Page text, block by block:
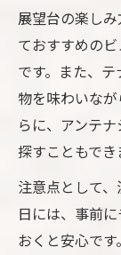
地元
イベント
中日
名古
ック
今日
方
中日
さ倍増
展望台の楽し
ておすすめの
です。また、
物を味わいな
らに、アンテ
探すこともでき
注意点として
日には、事前
おくと安心で